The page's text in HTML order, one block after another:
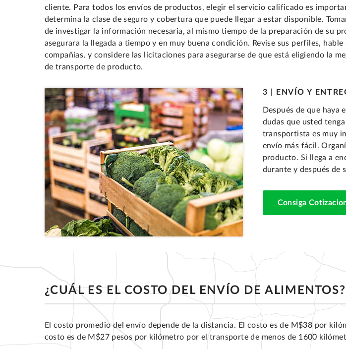
cliente. Para todos los envíos de productos, elegir el servicio calificado es
determina la clase de seguro y cobertura que puede llegar a estar disponible.
de investigar la información necesaria, al mismo tiempo de la preparación de su
asegurara la llegada a tiempo y en muy buena condición. Revise sus perfiles, hable
compañías, y considere las licitaciones para asegurarse de que está eligiendo la
de transporte de producto.
3 | ENVÍO Y
Después de que
dudas que usted
transportista es muy
envío más fácil.
producto. Si llega a
durante y después de
Consiga
¿CUÁL ES EL COSTO DEL ENVÍO DE ALIMENTOS?
El costo promedio del envío depende de la distancia. El costo es de M$38 por
costo es de M$27 pesos por kilómetro por el transporte de menos de 1600